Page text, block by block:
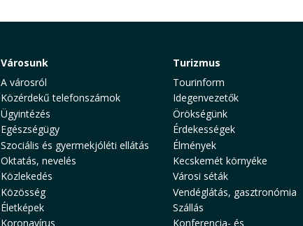
Városunk
A városról
Közérdekű telefonszámok
Ügyintézés
Egészségügy
Szociális és gyermekjóléti ellátás
Oktatás, nevelés
Közlekedés
Közösség
Életképek
Koronavírus
Turizmus
Tourinform
Idegenvezetők
Örökségünk
Érdekességek
Élmények
Kecskemét környéke
Városi séták
Vendéglátás, gasztronómia
Szállás
Konferencia- és